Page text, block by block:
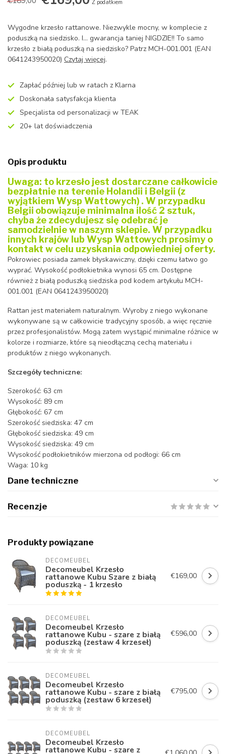
Z podatkiem
Wygodne krzesło rattanowe. Niezwykle mocny, w komplecie z
poduszką na siedzisko. I... gwarancja taniej NIGDZIE!! To samo
krzesło z białą poduszką na siedzisko? Patrz MCH-001.001 (EAN
0641243950020) Czytaj więcej.
Zapłać później lub w ratach z Klarna
Doskonała satysfakcja klienta
Specjalista od personalizacji w TEAK
20+ lat doświadczenia
Opis produktu
Uwaga: to krzesło jest dostarczane całkowicie
bezpłatnie na terenie Holandii i Belgii (z
wyjątkiem Wysp Wattowych) . W przypadku
Belgii obowiązuje minimalna ilość 2 sztuk,
chyba że zdecydujesz się odebrać je
samodzielnie w naszym sklepie. W przypadku
innych krajów lub Wysp Wattowych prosimy o
kontakt w celu uzyskania odpowiedniej oferty.
Pokrowiec posiada zamek błyskawiczny, dzięki czemu łatwo go
wyprać. Wysokość podłokietnika wynosi 65 cm. Dostępne
również z białą poduszką siedziska pod kodem artykułu MCH-
001.001 (EAN 0641243950020)
Rattan jest materiałem naturalnym. Wyroby z niego wykonane
wykonywane są w całkowicie tradycyjny sposób, a więc ręcznie
przez profesjonalistów. Mogą zatem wystąpić minimalne różnice w
kolorze i rozmiarze, które są nieodłączną cechą materiału i
produktów z niego wykonanych.
Szczegóły techniczne:
Szerokość: 63 cm
Wysokość: 89 cm
Głębokość: 67 cm
Szerokość siedziska: 47 cm
Głębokość siedziska: 49 cm
Wysokość siedziska: 49 cm
Wysokość podłokietników mierzona od podłogi: 66 cm
Waga: 10 kg
Dane techniczne
Recenzje
Produkty powiązane
DECOMEUBEL
Decomeubel Krzesło
rattanowe Kubu Szare z białą
poduszką - 1 krzesło
€169,00
DECOMEUBEL
Decomeubel Krzesło
rattanowe Kubu - szare z białą
poduszką (zestaw 4 krzeseł)
€596,00
DECOMEUBEL
Decomeubel Krzesło
rattanowe Kubu - szare z białą
poduszką (zestaw 6 krzeseł)
€795,00
DECOMEUBEL
Decomeubel Krzesło
rattanowe Kubu - szare z